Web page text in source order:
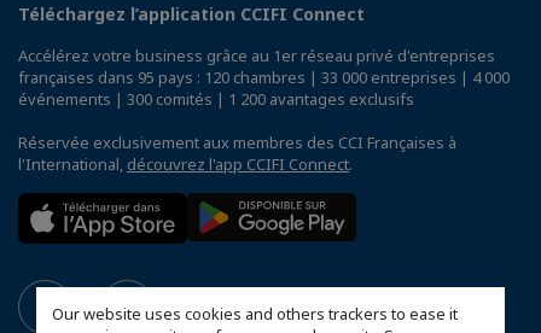
Our website uses cookies and others trackers to ease it
Téléchargez l’application CCIFI Connect
Accélérez votre business grâce au 1er réseau privé d'entreprises
françaises dans 95 pays : 120 chambres | 33 000 entreprises | 4 000
événements | 300 comités | 1 200 avantages exclusifs
Réservée exclusivement aux membres des CCI Françaises à
l'International, découvrez l'app CCIFI Connect.